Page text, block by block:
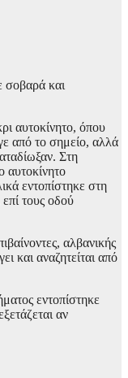
σοβαρά και
αυτοκίνητο, όπου
από το σημείο, αλλά
Στη
εντοπίστηκε στη
τους οδού
αλβανικής
και αναζητείται από
εντοπίστηκε
αν